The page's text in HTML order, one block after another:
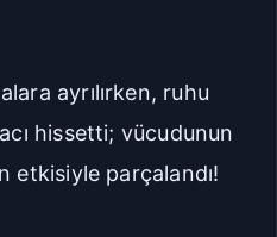
ayrılırken, ruhu
hissetti; vücudunun
etkisiyle parçalandı!